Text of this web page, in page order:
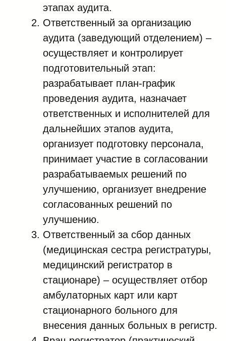
этапах аудита.
Ответственный за организацию
аудита (заведующий отделением) –
осуществляет и контролирует
подготовительный этап:
разрабатывает план-график
проведения аудита, назначает
ответственных и исполнителей для
дальнейших этапов аудита,
организует подготовку персонала,
принимает участие в согласовании
разрабатываемых решений по
улучшению, организует внедрение
согласованных решений по
улучшению.
Ответственный за сбор данных
(медицинская сестра регистратуры,
медицинский регистратор в
стационаре) – осуществляет отбор
амбулаторных карт или карт
стационарного больного для
внесения данных больных в регистр.